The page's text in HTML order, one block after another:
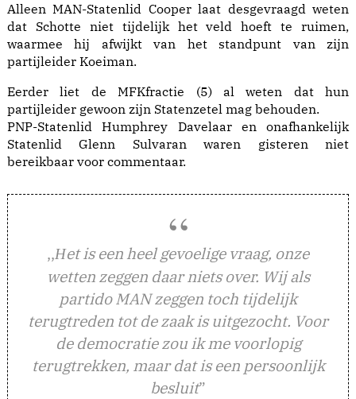
Alleen MAN-Statenlid Cooper laat desgevraagd weten
dat Schotte niet tijdelijk het veld hoeft te ruimen,
waarmee hij afwijkt van het standpunt van zijn
partijleider Koeiman.
Eerder liet de MFKfractie (5) al weten dat hun
partijleider gewoon zijn Statenzetel mag behouden.
PNP-Statenlid Humphrey Davelaar en onafhankelijk
Statenlid Glenn Sulvaran waren gisteren niet
bereikbaar voor commentaar.
,,Het is een heel gevoelige vraag, onze
wetten zeggen daar niets over. Wij als
partido MAN zeggen toch tijdelijk
terugtreden tot de zaak is uitgezocht. Voor
de democratie zou ik me voorlopig
terugtrekken, maar dat is een persoonlijk
besluit”